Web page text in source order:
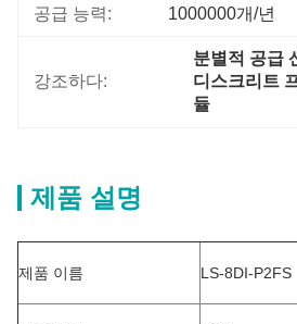
공급 능력: 1000000개/년
강조하다:
분별적 공급
디스크리트
듈
제품 설명
제품 이름 LS-8DI-P2FS